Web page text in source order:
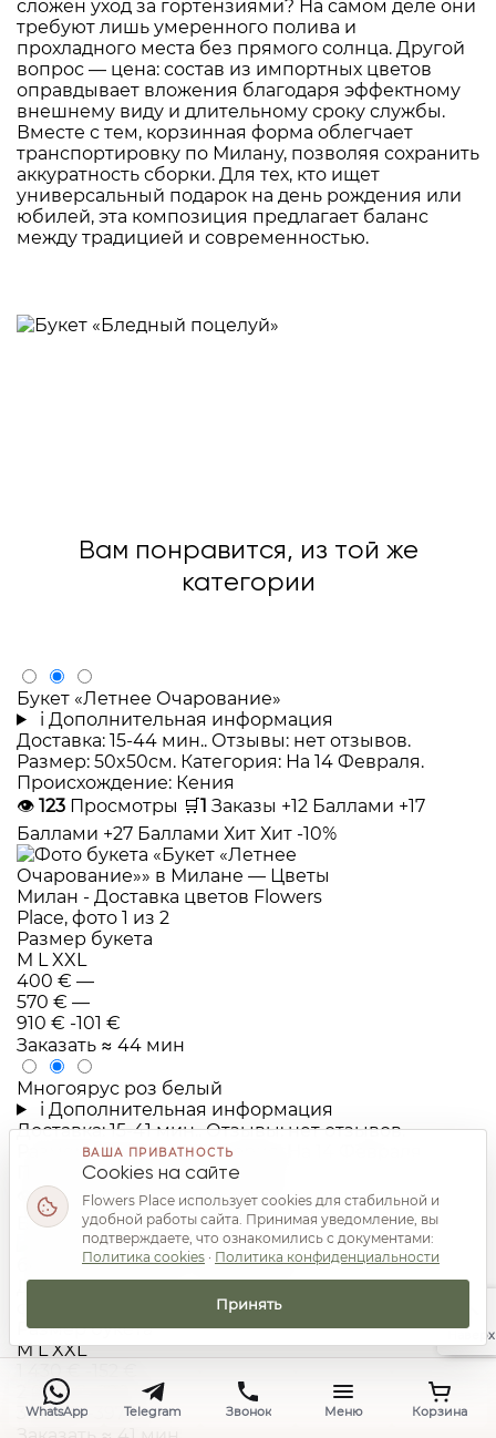
сложен уход за гортензиями? На самом деле они
требуют лишь умеренного полива и
прохладного места без прямого солнца. Другой
вопрос — цена: состав из импортных цветов
оправдывает вложения благодаря эффектному
внешнему виду и длительному сроку службы.
Вместе с тем, корзинная форма облегчает
транспортировку по Милану, позволяя сохранить
аккуратность сборки. Для тех, кто ищет
универсальный подарок на день рождения или
юбилей, эта композиция предлагает баланс
между традицией и современностью.
Вам понравится, из той же
категории
Букет «Летнее Очарование»
i Дополнительная информация
Доставка: 15-44 мин.. Отзывы: нет отзывов.
Размер: 50x50см. Категория: На 14 Февраля.
Происхождение: Кения
👁 123 Просмотры 🛒1 Заказы +12 Баллами +17
Баллами +27 Баллами Хит Хит -10%
Размер букета
M L XXL
400 € —
570 € —
910 € -101 €
Заказать ≈ 44 мин
Многоярус роз белый
i Дополнительная информация
Доставка: 15-41 мин.. Отзывы: нет отзывов.
Размер: 60x70см. Категория: На 14 Февраля.
Происхождение: Нидерланды
👁1344 Просмотры 🛒1 Заказы +43 Баллами+61
Баллами+110 Баллами-10%-10% -10%
Размер букета
MLXXL
2 040 €
-220 €
3 670 €
-397 €
WhatsApp Telegram Звонок Меню Корзина
Наверх
ВАША ПРИВАТНОСТЬ
Cookies на сайте
Flowers Place использует cookies для стабильной и
удобной работы сайта. Принимая уведомление, вы
подтверждаете, что ознакомились с документами:
Политика cookies · Политика конфиденциальности
Принять